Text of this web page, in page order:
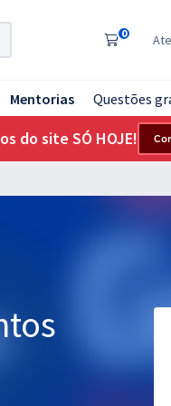
0
Mentorias Questões
do site SÓ HOJE!